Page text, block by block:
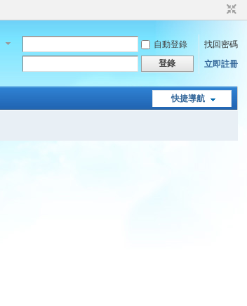
自動登錄
找回密碼
登錄 立即註冊
快捷導航